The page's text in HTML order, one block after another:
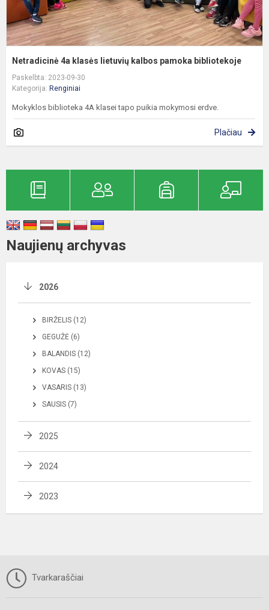
Netradicinė 4a klasės lietuvių kalbos pamoka bibliotekoje
Paskelbta: 2023-09-30
Kategorija: Renginiai
Mokyklos biblioteka 4A klasei tapo puikia mokymosi erdve.
Plačiau
Naujienų archyvas
2026
BIRŽELIS (12)
GEGUŽĖ (6)
BALANDIS (12)
KOVAS (15)
VASARIS (13)
SAUSIS (7)
2025
2024
2023
Tvarkaraščiai